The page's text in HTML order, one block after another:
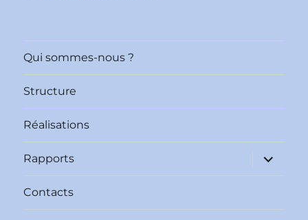
Qui sommes-nous ?
Structure
Réalisations
Rapports
ouvrir
le
sous-
Contacts